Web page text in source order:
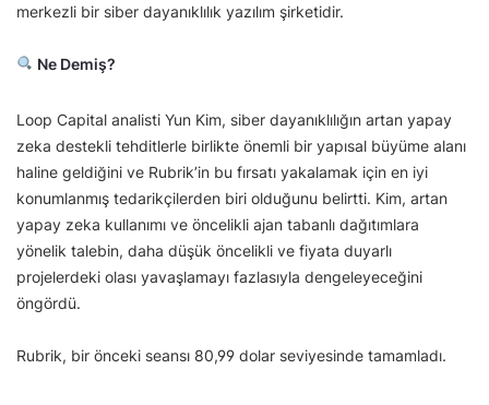
merkezli bir siber dayanıklılık yazılım şirketidir.
Ne Demiş?
Loop Capital analisti Yun Kim, siber dayanıklılığın artan yapay
zeka destekli tehditlerle birlikte önemli bir yapısal büyüme alanı
haline geldiğini ve Rubrik’in bu fırsatı yakalamak için en iyi
konumlanmış tedarikçilerden biri olduğunu belirtti. Kim, artan
yapay zeka kullanımı ve öncelikli ajan tabanlı dağıtımlara
yönelik talebin, daha düşük öncelikli ve fiyata duyarlı
projelerdeki olası yavaşlamayı fazlasıyla dengeleyeceğini
öngördü.
Rubrik, bir önceki seansı 80,99 dolar seviyesinde tamamladı.